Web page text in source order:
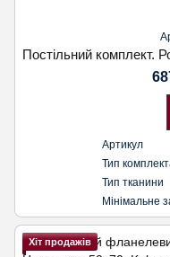
Артикул
Тип
Тип тканини
Мінімальне
Хіт продажів